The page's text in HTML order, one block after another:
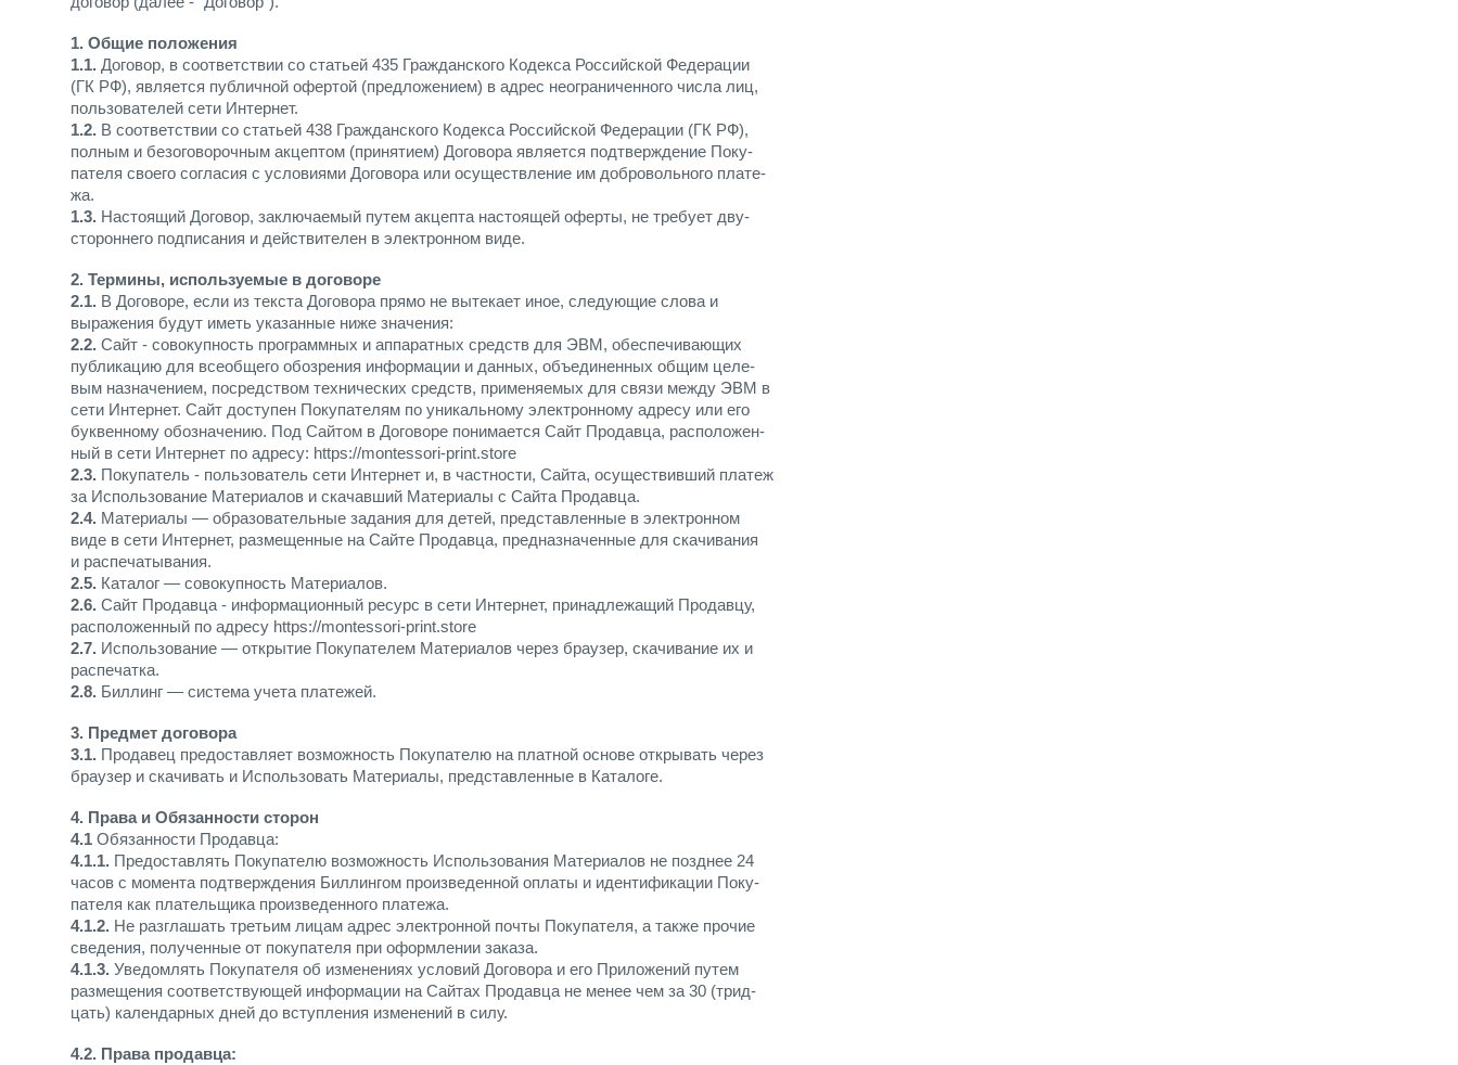
1. Общие положения
1.1. Договор, в соответствии со статьей 435 Гражданского Кодекса Российской Федерации
(ГК РФ), является публичной офертой (предложением) в адрес неограниченного числа лиц,
пользователей сети Интернет.
1.2. В соответствии со статьей 438 Гражданского Кодекса Российской Федерации (ГК РФ),
полным и безоговорочным акцептом (принятием) Договора является подтверждение Поку-
пателя своего согласия с условиями Договора или осуществление им добровольного плате-
жа.
1.3. Настоящий Договор, заключаемый путем акцепта настоящей оферты, не требует дву-
стороннего подписания и действителен в электронном виде.
2. Термины, используемые в договоре
2.1. В Договоре, если из текста Договора прямо не вытекает иное, следующие слова и
выражения будут иметь указанные ниже значения:
2.2. Сайт - совокупность программных и аппаратных средств для ЭВМ, обеспечивающих
публикацию для всеобщего обозрения информации и данных, объединенных общим целе-
вым назначением, посредством технических средств, применяемых для связи между ЭВМ в
сети Интернет. Сайт доступен Покупателям по уникальному электронному адресу или его
буквенному обозначению. Под Сайтом в Договоре понимается Сайт Продавца, расположен-
ный в сети Интернет по адресу: https://montessori-print.store
2.3. Покупатель - пользователь сети Интернет и, в частности, Сайта, осуществивший платеж
за Использование Материалов и скачавший Материалы с Сайта Продавца.
2.4. Материалы — образовательные задания для детей, представленные в электронном
виде в сети Интернет, размещенные на Сайте Продавца, предназначенные для скачивания
и распечатывания.
2.5. Каталог — совокупность Материалов.
2.6. Сайт Продавца - информационный ресурс в сети Интернет, принадлежащий Продавцу,
расположенный по адресу https://montessori-print.store
2.7. Использование — открытие Покупателем Материалов через браузер, скачивание их и
распечатка.
2.8. Биллинг — система учета платежей.
3. Предмет договора
3.1. Продавец предоставляет возможность Покупателю на платной основе открывать через
браузер и скачивать и Использовать Материалы, представленные в Каталоге.
4. Права и Обязанности сторон
4.1 Обязанности Продавца:
4.1.1. Предоставлять Покупателю возможность Использования Материалов не позднее 24
часов с момента подтверждения Биллингом произведенной оплаты и идентификации Поку-
пателя как плательщика произведенного платежа.
4.1.2. Не разглашать третьим лицам адрес электронной почты Покупателя, а также прочие
сведения, полученные от покупателя при оформлении заказа.
4.1.3. Уведомлять Покупателя об изменениях условий Договора и его Приложений путем
размещения соответствующей информации на Сайтах Продавца не менее чем за 30 (трид-
цать) календарных дней до вступления изменений в силу.
4.2. Права продавца: